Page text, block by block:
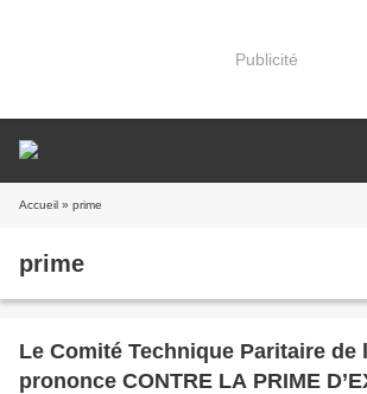
Publicité
Accueil » prime
prime
Le Comité Technique Paritaire de
prononce CONTRE LA PRIME